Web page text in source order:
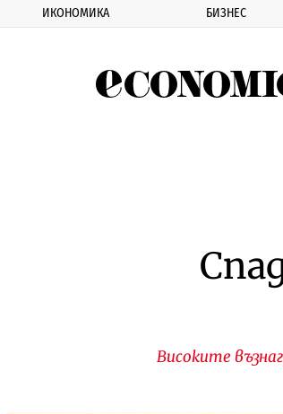
ИКОНОМИКА БИЗНЕС
Високите